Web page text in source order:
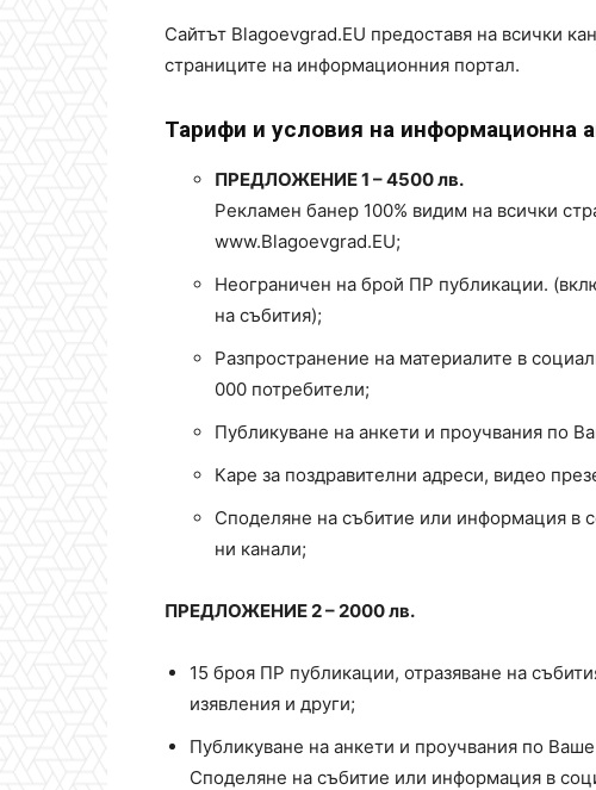
Сайтът Blagoevgrad.EU предоставя на всички
страниците на информационния портал.
Тарифи и условия на информационна
ПРЕДЛОЖЕНИЕ 1 – 4500 лв.
Рекламен банер 100% видим на всички
www.Blagoevgrad.EU;
Неoграничен на брой ПР публикации.
на събития);
Разпространение на материалите в
000 потребители;
Публикуване на анкети и проучвания по
Каре за поздравителни адреси, видео
Споделяне на събитие или информация в
ни канали;
ПРЕДЛОЖЕНИЕ 2 – 2000 лв.
15 броя ПР публикации, отразяване на
изявления и други;
Публикуване на анкети и проучвания по
Споделяне на събитие или информация в